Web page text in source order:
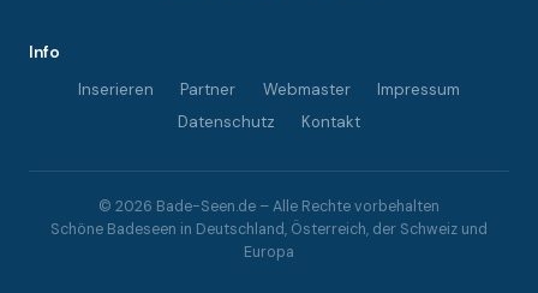
Info
Inserieren
Partner Webmaster
Impressum
Datenschutz
Kontakt
© 2026 Bade-Seen.de – Alle Rechte vorbehalten
Schöne Badeseen in Deutschland, Österreich, der Schweiz und
Europa